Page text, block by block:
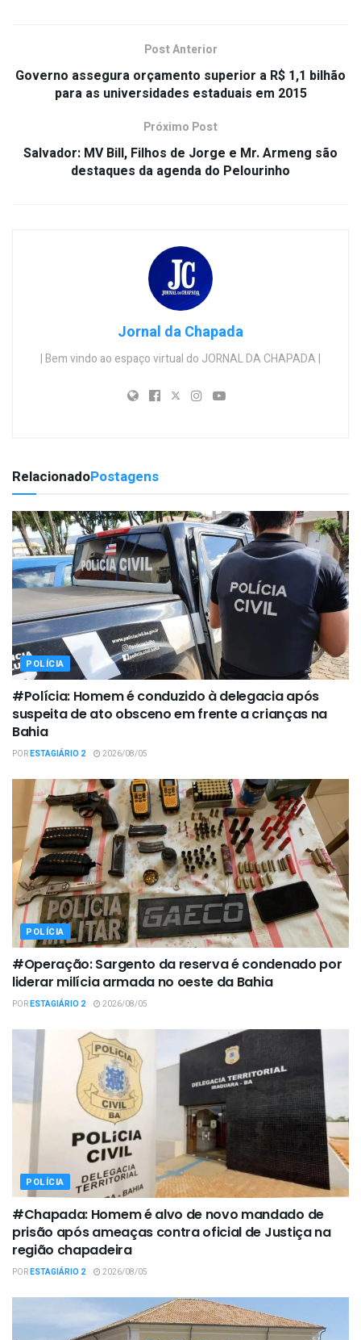
Post Anterior
Governo assegura orçamento superior a R$ 1,1 bilhão
para as universidades estaduais em 2015
Próximo Post
Salvador: MV Bill, Filhos de Jorge e Mr. Armeng são
destaques da agenda do Pelourinho
Jornal da Chapada
| Bem vindo ao espaço virtual do JORNAL DA CHAPADA |
RelacionadoPostagens
POLÍCIA
#Polícia: Homem é conduzido à delegacia após
suspeita de ato obsceno em frente a crianças na
Bahia
PORESTAGIÁRIO 2 2026/08/05
POLÍCIA
#Operação: Sargento da reserva é condenado por
liderar milícia armada no oeste da Bahia
PORESTAGIÁRIO 2 2026/08/05
POLÍCIA
#Chapada: Homem é alvo de novo mandado de
prisão após ameaças contra oficial de Justiça na
região chapadeira
PORESTAGIÁRIO 2 2026/08/05